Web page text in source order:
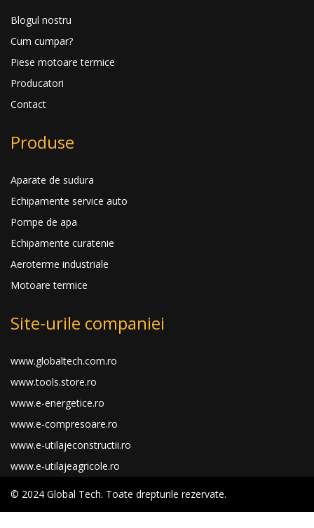
Blogul nostru
Cum cumpar?
Piese motoare termice
Producatori
Contact
Produse
Aparate de sudura
Echipamente service auto
Pompe de apa
Echipamente curatenie
Aeroterme industriale
Motoare termice
Site-urile companiei
www.globaltech.com.ro
www.tools.store.ro
www.e-energetice.ro
www.e-compresoare.ro
www.e-utilajeconstructii.ro
www.e-utilajeagricole.ro
© 2024 Global Tech. Toate drepturile rezervate.